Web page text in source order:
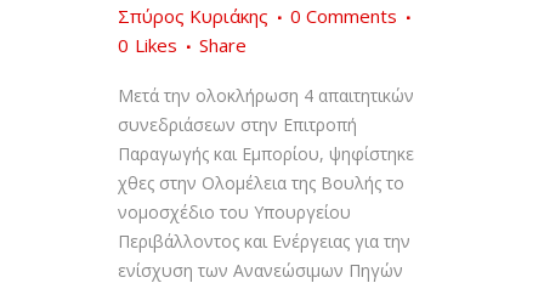
Σπύρος Κυριάκης
0 Comments
0 Likes Share
Μετά την ολοκλήρωση 4 απαιτητικών
συνεδριάσεων στην Επιτροπή
Παραγωγής και Εμπορίου, ψηφίστηκε
χθες στην Ολομέλεια της Βουλής το
νομοσχέδιο του Υπουργείου
Περιβάλλοντος και Ενέργειας για την
ενίσχυση των Ανανεώσιμων Πηγών